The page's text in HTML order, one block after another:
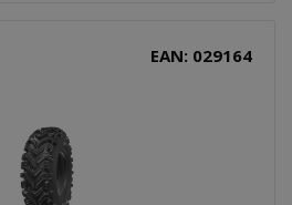
EAN: 029164